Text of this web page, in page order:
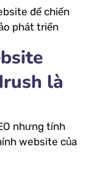
để chiến
phát triển
là
nhưng tính
website của